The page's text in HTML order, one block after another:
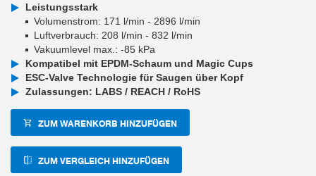
Leistungsstark
Volumenstrom: 171 l/min - 2896 l/min
Luftverbrauch: 208 l/min - 832 l/min
Vakuumlevel max.: -85 kPa
Kompatibel mit EPDM-Schaum und Magic Cups
ESC-Valve Technologie für Saugen über Kopf
Zulassungen: LABS / REACH / RoHS
ZUM WARENKORB HINZUFÜGEN
ZUM VERGLEICH HINZUFÜGEN